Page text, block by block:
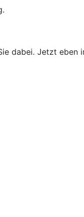
dabei. Jetzt eben